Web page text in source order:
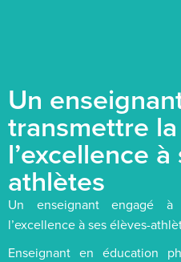
Un
transmettre
l’excellence
athlètes
Un enseignant engagé
l’excellence à ses élèves-
Enseignant en éducation